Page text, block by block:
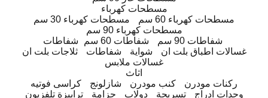
مسطحات كهرباء
مسطحات كهرباء 30 سم
مسطحات كهرباء 60 سم
مسطحات كهرباء 90 سم
شفاطات
شفاطات 60 سم
شفاطات 90 سم
ثلاجات بلت ان
شفاطات شواية
غسالات اطباق بلت ان
غسالات ملابس
اثاث
كراسى فوتيه
شازلونج كنب مودرن
ركنات مودرن
ترابيزة تلفزيون
جزامة دولاب تسريحة وحدات ادراج